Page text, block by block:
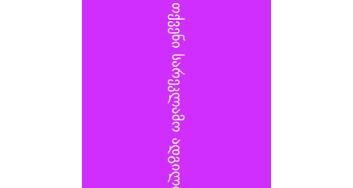
დეპარტამენტის უფროსს, გენერალ-ლეიტენანტ
ალექსანდრ იაროშევიჩს.